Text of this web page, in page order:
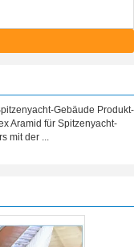
Gebäude Produkt-
Aramid für Spitzenyacht-
mit der ...